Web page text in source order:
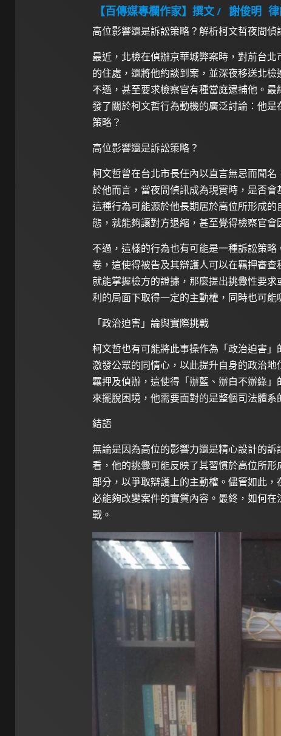
【百傳媒專欄作家】撰文 / 謝俊明
高位影響還是訴訟策略？解析柯文哲夜間偵
最近，北檢在偵辦京華城弊案時，對前台
的住處，還將他約談到案，並深夜移送北
不遜，甚至要求檢察官有種當庭逮捕他。
發了關於柯文哲行為動機的廣泛討論：他
策略？
高位影響還是訴訟策略？
柯文哲曾在台北市長任內以直言無忌而聞
於他而言，當夜間偵訊成為現實時，是否
這種行為可能源於他長期居於高位所形成
態，就能夠讓對方退縮，甚至覺得檢察官會
不過，這樣的行為也有可能是一種訴訟策
卷，這使得被告及其辯護人可以在羈押審
就能掌握檢方的證據，那麼提出挑釁性要
利的局面下取得一定的主動權，同時也可
「政治迫害」論與實際挑戰
柯文哲也有可能將此事操作為「政治迫害
激發公眾的同情心，以此提升自身的政治
羈押及偵辦，這使得「辦藍、辦白不辦綠
來擺脫困境，他需要面對的是整個司法體
結語
無論是因為高位的影響力還是精心設計的
看，他的挑釁可能反映了其習慣於高位所
部分，以爭取辯護上的主動權。儘管如此
必能夠改變案件的實質內容。最終，如何
戰。